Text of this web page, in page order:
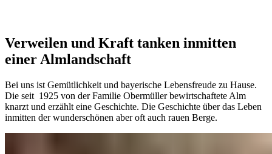
Verweilen und Kraft tanken inmitten
einer Almlandschaft
Bei uns ist Gemütlichkeit und bayerische Lebensfreude zu Hause.
Die seit 1925 von der Familie Obermüller bewirtschaftete Alm
knarzt und erzählt eine Geschichte. Die Geschichte über das Leben
inmitten der wunderschönen aber oft auch rauen Berge.